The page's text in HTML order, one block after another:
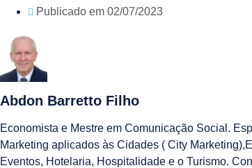
Publicado em 02/07/2023
Abdon Barretto Filho
Economista e Mestre em Comunicação Social.
Marketing aplicados às Cidades ( City
Eventos, Hotelaria, Hospitalidade e o Turismo.